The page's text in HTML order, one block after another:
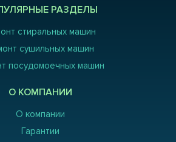
РАЗДЕЛЫ
стиральных машин
сушильных машин
посудомоечных машин
О КОМПАНИИ
О компании
Гарантии